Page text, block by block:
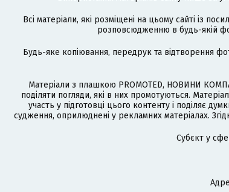
Всі матеріали, які розміщені на цьому сайті із
розповсюдженню в будь-якій
Будь-яке копіювання, передрук та відтворення
Матеріали з плашкою PROMOTED, НОВИНИ
поділяти погляди, які в них промотуються.
участь у підготовці цього контенту і поділяє
судження, оприлюднені у рекламних матеріалах.
Cубєкт у